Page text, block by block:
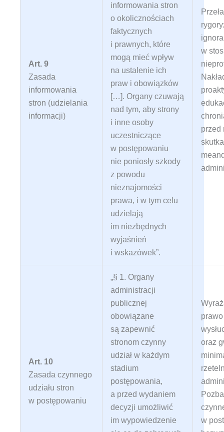
Art. 9
Zasada
informowania
stron (udzielania
informacji)
informowania stron
o okolicznościach
faktycznych
i prawnych, które
mogą mieć wpływ
na ustalenie ich
praw i obowiązków
[…]. Organy czuwają
nad tym, aby strony
i inne osoby
uczestniczące
w postępowaniu
nie poniosły szkody
z powodu
nieznajomości
prawa, i w tym celu
udzielają
im niezbędnych
wyjaśnień
i wskazówek”.
w
przed
Art. 10
Zasada czynnego
udziału stron
w postępowaniu
„§ 1. Organy
administracji
publicznej
obowiązane
są zapewnić
stronom czynny
udział w każdym
stadium
postępowania,
a przed wydaniem
decyzji umożliwić
im wypowiedzenie
oraz
w